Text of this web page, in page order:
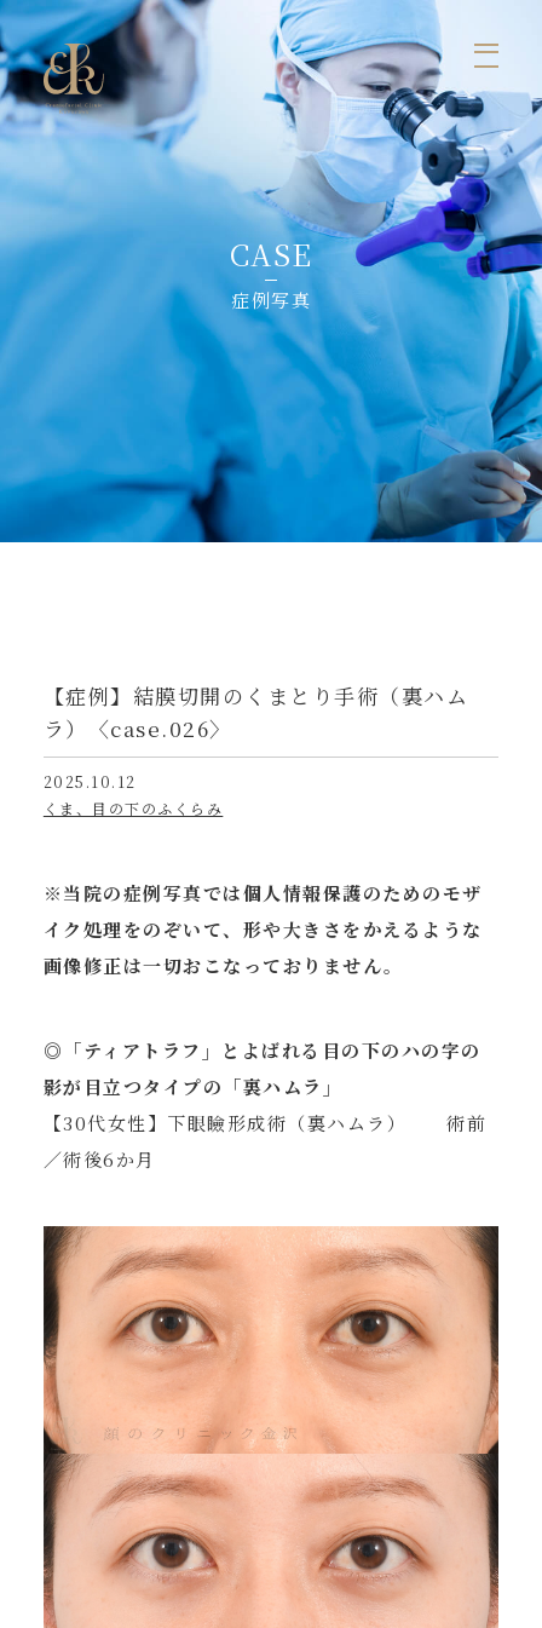
ホーム
医師の紹介
症例写真
診療案内
まぶた
くま、目の下のふくらみ
鼻
口元、かみ合わせ
輪郭
脂肪注入
リフトアップ
しみ・いぼ・ほくろ
ヒアルロン酸・ボツリヌストキシン注射
初めて受診される方へ
よくあるご質問
お知らせ
コラム
料金
お問い合せ
CASE
症例写真
【症例】結膜切開のくまとり手術（裏ハム
ラ）〈case.026〉
2025.10.12
くま、目の下のふくらみ
※当院の症例写真では個人情報保護のためのモザ
イク処理をのぞいて、形や大きさをかえるような
画像修正は一切おこなっておりません。
◎「ティアトラフ」とよばれる目の下のハの字の
影が目立つタイプの「裏ハムラ」
【30代女性】下眼瞼形成術（裏ハムラ） 術前
／術後6か月